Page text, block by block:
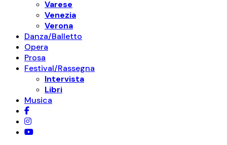
Varese
Venezia
Verona
Danza/Balletto
Opera
Prosa
Festival/Rassegna
Intervista
Libri
Musica